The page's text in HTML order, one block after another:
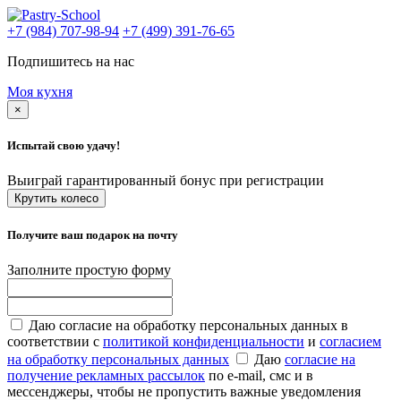
+7 (984) 707-98-94 +7 (499) 391-76-65
Подпишитесь на нас
Моя кухня
×
Испытай свою удачу!
Выиграй гарантированный бонус при регистрации
Крутить колесо
Получите ваш подарок на почту
Заполните простую форму
Даю согласие на обработку персональных данных в
соответствии с политикой конфиденциальности и согласием
на обработку персональных данных
Даю согласие на
получение рекламных рассылок по e-mail, смс и в
мессенджеры, чтобы не пропустить важные уведомления